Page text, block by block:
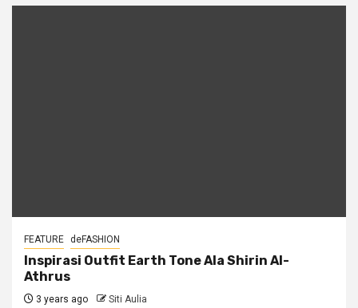
FEATURE deFASHION
Inspirasi Outfit Earth Tone Ala Shirin Al-
Athrus
3 years ago Siti Aulia